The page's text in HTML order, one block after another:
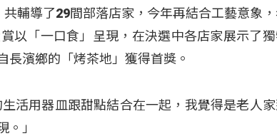
輔導了29間部落店家，今年再結合工藝意象
以「一口食」呈現，在決選中各店家展示了
長濱鄉的「烤茶地」獲得首獎。
活用器皿跟甜點結合在一起，我覺得是老人
」